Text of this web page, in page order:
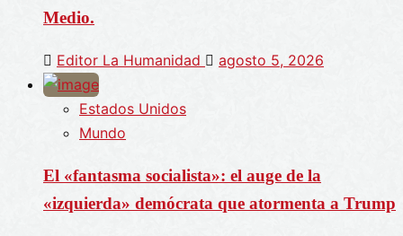
Medio.
Editor La Humanidad agosto 5, 2026
Estados Unidos
Mundo
El «fantasma socialista»: el auge de la
«izquierda» demócrata que atormenta a Trump